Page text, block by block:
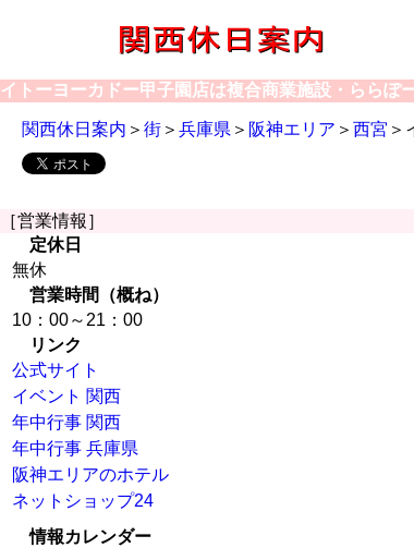
イトーヨーカドー甲子園店は複合商業施設・ららぽ
関西休日案内 ＞ 街 ＞ 兵庫県 ＞ 阪神エリア ＞ 西宮 ＞
［営業情報］
定休日
無休
営業時間（概ね）
10：00～21：00
リンク
公式サイト
イベント 関西
年中行事 関西
年中行事 兵庫県
阪神エリアのホテル
ネットショップ24
情報カレンダー